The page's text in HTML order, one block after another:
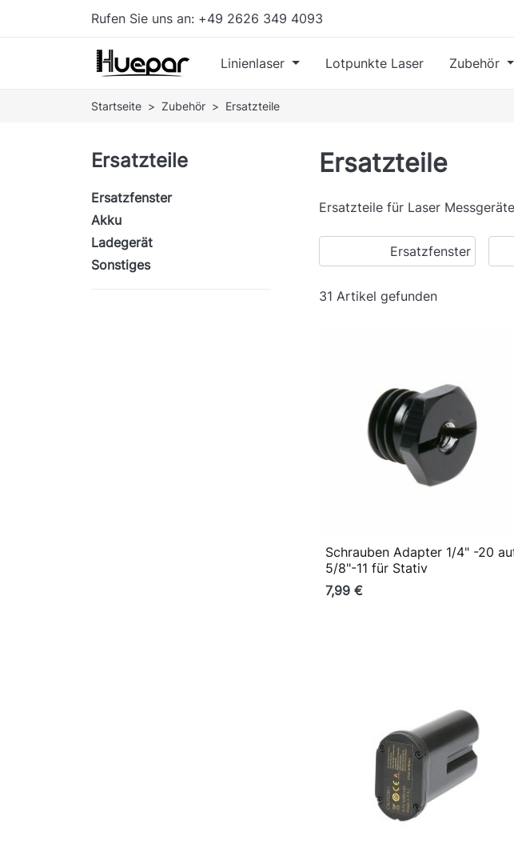
Rufen Sie uns an: +49 2626 349 4093
Linienlaser Lotpunkte Laser Zubehör
Startseite Zubehör Ersatzteile
Ersatzteile
Ersatzfenster
Akku
Ladegerät
Sonstiges
Ersatzteile
Ersatzteile für Laser
Ersatzfenster
31 Artikel gefunden
 Vorschau
Schrauben Adapter 1/4" -20
5/8"-11 für Stativ
7,99 €